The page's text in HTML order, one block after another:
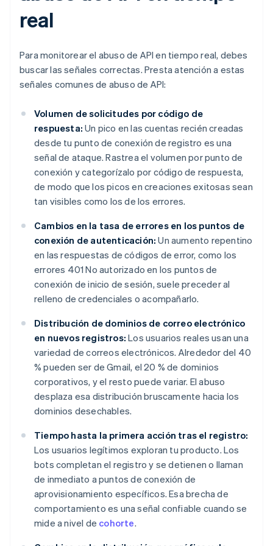
real
Para monitorear el abuso de API en tiempo real, debes
buscar las señales correctas. Presta atención a estas
señales comunes de abuso de API:
Volumen de solicitudes por código de
respuesta: Un pico en las cuentas recién creadas
desde tu punto de conexión de registro es una
señal de ataque. Rastrea el volumen por punto de
conexión y categorízalo por código de respuesta,
de modo que los picos en creaciones exitosas sean
tan visibles como los de los errores.
Cambios en la tasa de errores en los puntos de
conexión de autenticación: Un aumento repentino
en las respuestas de códigos de error, como los
errores 401 No autorizado en los puntos de
conexión de inicio de sesión, suele preceder al
relleno de credenciales o acompañarlo.
Distribución de dominios de correo electrónico
en nuevos registros: Los usuarios reales usan una
variedad de correos electrónicos. Alrededor del 40
% pueden ser de Gmail, el 20 % de dominios
corporativos, y el resto puede variar. El abuso
desplaza esa distribución bruscamente hacia los
dominios desechables.
Tiempo hasta la primera acción tras el registro:
Los usuarios legítimos exploran tu producto. Los
bots completan el registro y se detienen o llaman
de inmediato a puntos de conexión de
aprovisionamiento específicos. Esa brecha de
comportamiento es una señal confiable cuando se
mide a nivel de cohorte.